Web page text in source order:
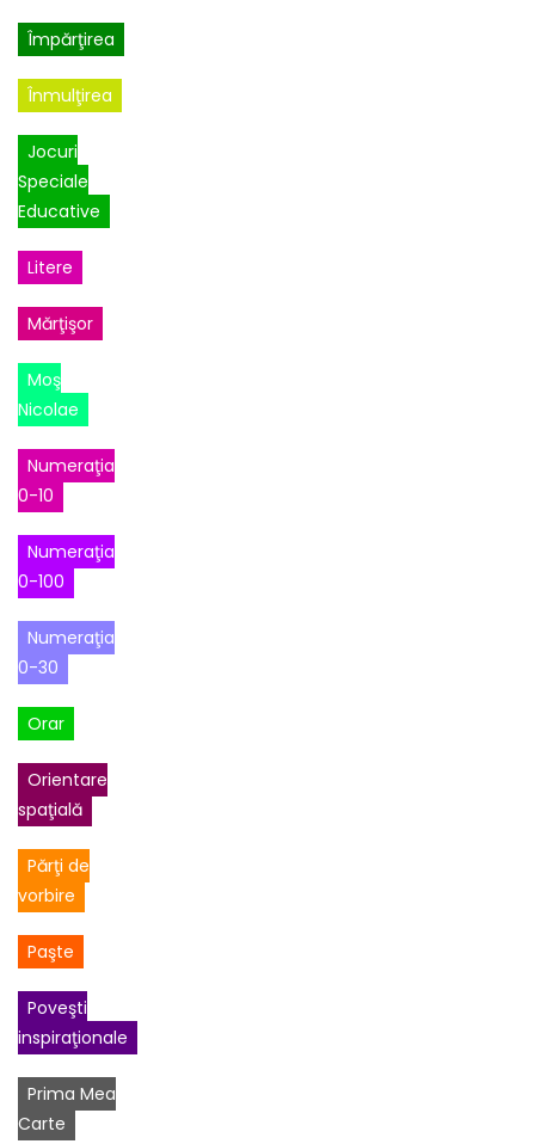
Împărţirea
Înmulţirea
Jocuri
Speciale
Educative
Litere
Mărţişor
Moş
Nicolae
Numeraţia
0-10
Numeraţia
0-100
Numeraţia
0-30
Orar
Orientare
spaţială
Părţi de
vorbire
Paşte
Poveşti
inspiraţionale
Prima Mea
Carte